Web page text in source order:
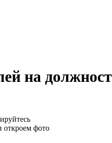
на
откроем фото